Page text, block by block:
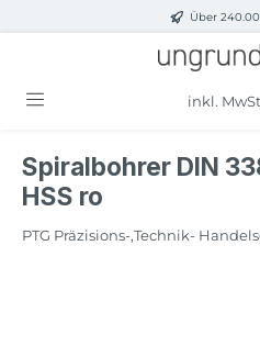
Zum Hauptinhalt springenÜber
inkl.
Spiralbohrer DIN
HSS ro
PTG Präzisions-,Technik-